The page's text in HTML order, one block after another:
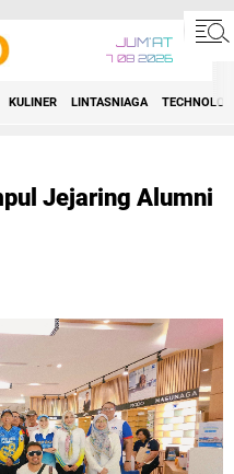
JUM'AT
7 08 2026
KULINER LINTASNIAGA
Jejaring Alumni